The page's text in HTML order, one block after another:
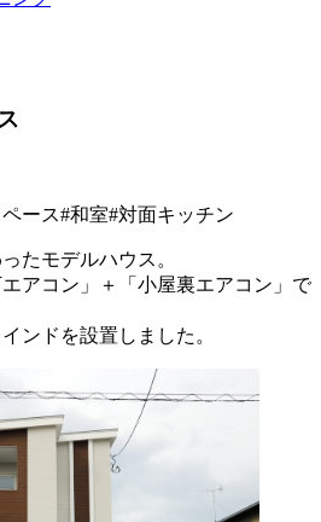
ース#和室#対面キッチン
たモデルハウス。
アコン」＋「小屋裏エアコン」で
ンドを設置しました。